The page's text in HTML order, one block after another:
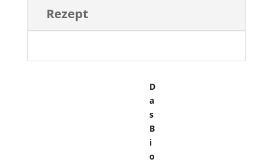
Rezept
D
a
s
B
i
o